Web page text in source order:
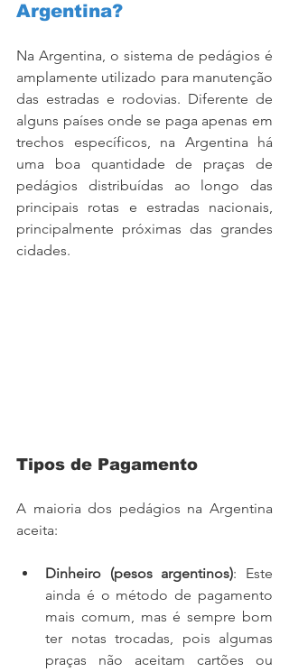
Argentina?
Na Argentina, o sistema de pedágios é
amplamente utilizado para manutenção
das estradas e rodovias. Diferente de
alguns países onde se paga apenas em
trechos específicos, na Argentina há
uma boa quantidade de praças de
pedágios distribuídas ao longo das
principais rotas e estradas nacionais,
principalmente próximas das grandes
cidades.
Tipos de Pagamento
A maioria dos pedágios na Argentina
aceita:
Dinheiro (pesos argentinos): Este
ainda é o método de pagamento
mais comum, mas é sempre bom
ter notas trocadas, pois algumas
praças não aceitam cartões ou